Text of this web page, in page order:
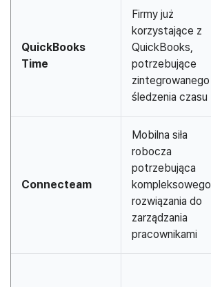
QuickBooks
Time
Firmy już
korzystające z
QuickBooks,
potrzebujące
zintegrowanego
śledzenia czasu
Connecteam
Mobilna siła
robocza
potrzebująca
kompleksowego
rozwiązania do
zarządzania
pracownikami